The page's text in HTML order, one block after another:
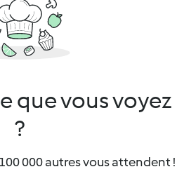
que vous voyez
?
000 autres vous attendent !